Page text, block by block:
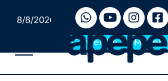
8/8/2026
Convertite en